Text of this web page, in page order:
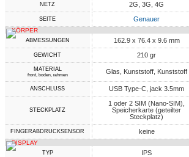
NETZ 2G, 3G, 4G
SEITE Genauer
KÖRPER
ABMESSUNGEN 162.9 x 76.4 x 9.6 mm
GEWICHT 210 gr
MATERIAL
front, boden, rahmen Glas, Kunststoff, Kunststoff
ANSCHLUSS USB Type-C, jack 3.5mm
STECKPLATZ
1 oder 2 SIM (Nano-SIM),
Speicherkarte (geteilter
Steckplatz)
FINGERABDRUCKSENSOR keine
DISPLAY
TYP IPS